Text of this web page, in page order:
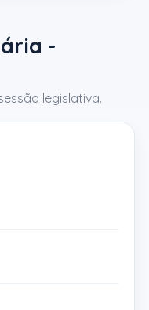
-
legislativa.